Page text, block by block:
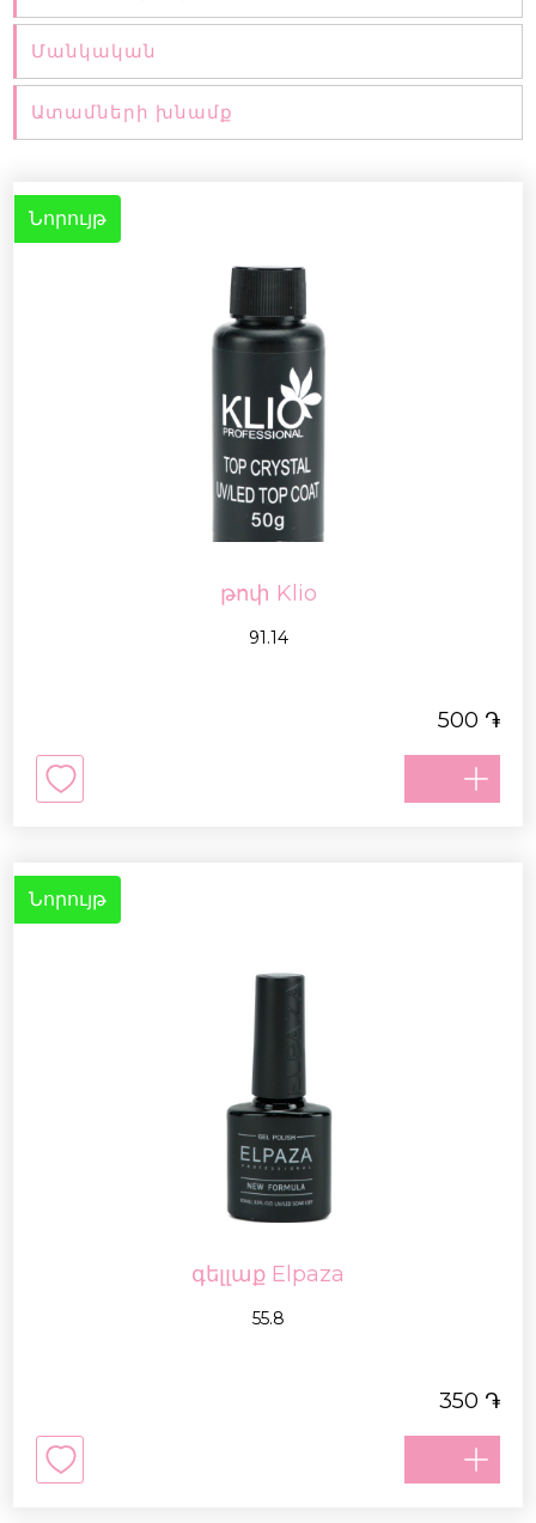
Մանկական
Ատամների խնամք
Նորույթ
թոփ Klio
91.14
500 ֏
Նորույթ
գելլաք Elpaza
55.8
350 ֏